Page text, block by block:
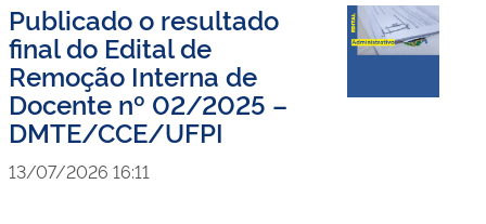
Publicado o resultado
final do Edital de
Remoção Interna de
Docente nº 02/2025 –
DMTE/CCE/UFPI
13/07/2026 16:11